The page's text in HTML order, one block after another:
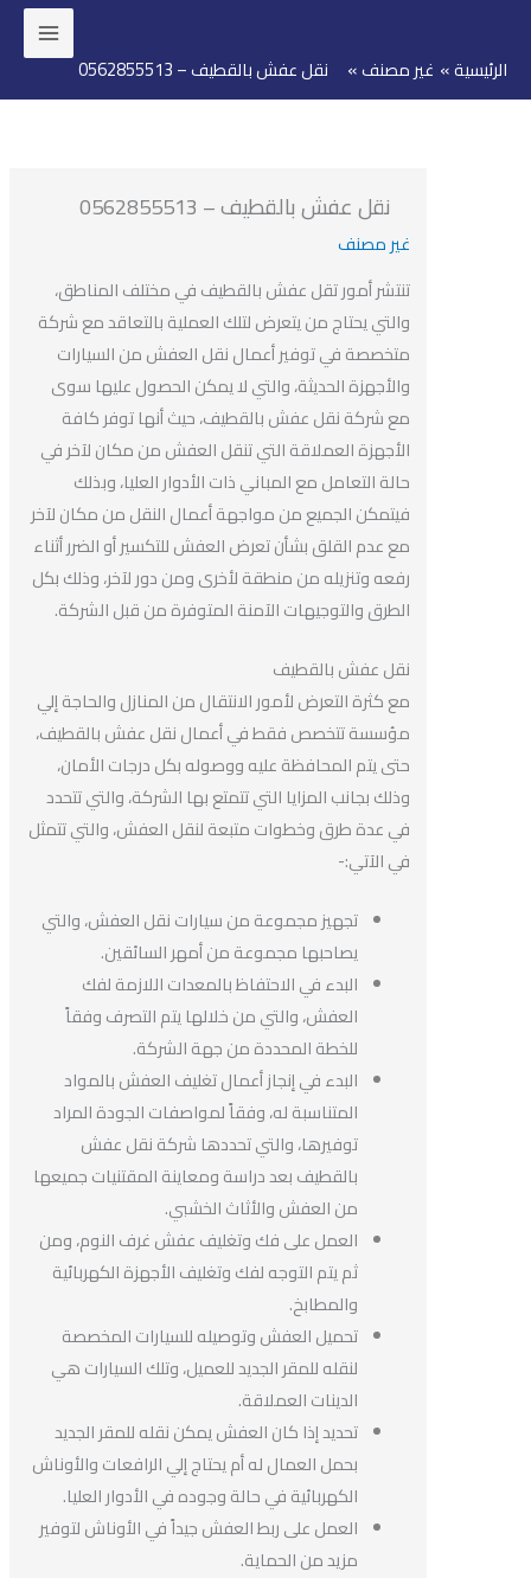
غير مصنف نقل عفش بالقطيف – 0562855513
نقل عفش بالقطيف – 0562855513
غير مصنف
تنتشر أمور تقل عفش بالقطيف في مختلف المناطق،
والتي يحتاج من يتعرض لتلك العملية بالتعاقد مع شركة
متخصصة في توفير أعمال نقل العفش من السيارات
والأجهزة الحديثة، والتي لا يمكن الحصول عليها سوى
مع شركة نقل عفش بالقطيف، حيث أنها توفر كافة
الأجهزة العملاقة التي تنقل العفش من مكان لآخر في
حالة التعامل مع المباني ذات الأدوار العليا، وبذلك
فيتمكن الجميع من مواجهة أعمال النقل من مكان لآخر
مع عدم القلق بشأن تعرض العفش للتكسير أو الضرر أثناء
رفعه وتنزيله من منطقة لأخرى ومن دور لآخر، وذلك بكل
الطرق والتوجيهات الآمنة المتوفرة من قبل الشركة.
نقل عفش بالقطيف
مع كثرة التعرض لأمور الانتقال من المنازل والحاجة إلي
مؤسسة تتخصص فقط في أعمال نقل عفش بالقطيف،
حتى يتم المحافظة عليه ووصوله بكل درجات الأمان،
وذلك بجانب المزايا التي تتمتع بها الشركة، والتي تتحدد
في عدة طرق وخطوات متبعة لنقل العفش، والتي تتمثل
في الآتي:-
تجهيز مجموعة من سيارات نقل العفش، والتي
يصاحبها مجموعة من أمهر السائقين.
البدء في الاحتفاظ بالمعدات اللازمة لفك
العفش، والتي من خلالها يتم التصرف وفقاً
للخطة المحددة من جهة الشركة.
البدء في إنجاز أعمال تغليف العفش بالمواد
المتناسبة له، وفقاً لمواصفات الجودة المراد
توفيرها، والتي تحددها شركة نقل عفش
بالقطيف بعد دراسة ومعاينة المقتنيات جميعها
من العفش والأثاث الخشبي.
العمل على فك وتغليف عفش غرف النوم، ومن
ثم يتم التوجه لفك وتغليف الأجهزة الكهربائية
والمطابخ.
تحميل العفش وتوصيله للسيارات المخصصة
لنقله للمقر الجديد للعميل، وتلك السيارات هي
الدينات العملاقة.
تحديد إذا كان العفش يمكن نقله للمقر الجديد
بحمل العمال له أم يحتاج إلي الرافعات والأوناش
الكهربائية في حالة وجوده في الأدوار العليا.
العمل على ربط العفش جيداً في الأوناش لتوفير
مزيد من الحماية.